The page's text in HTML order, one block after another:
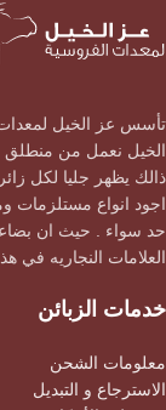
الخيل نعمل من منطلق
ذالك يظهر جليا لكل
اجود انواع مستلزمات
حد سواء . حيث ان
العلامات النجاريه في
خدمات الزبائن
معلومات الشحن
الاسترجاع و التبديل